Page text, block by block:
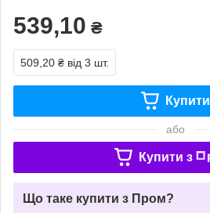
539,10 ₴
509,20 ₴ від 3 шт.
Купити
або
Купити з
Що таке купити з Пром?